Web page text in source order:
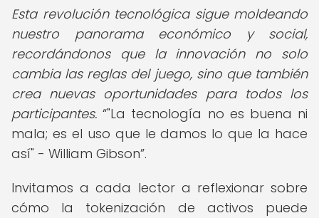
Esta revolución tecnológica sigue moldeando
nuestro panorama económico y social,
recordándonos que la innovación no solo
cambia las reglas del juego, sino que también
crea nuevas oportunidades para todos los
participantes. "La tecnología no es buena ni
mala; es el uso que le damos lo que la hace
así" - William Gibson .
Invitamos a cada lector a reflexionar sobre
cómo la tokenización de activos puede